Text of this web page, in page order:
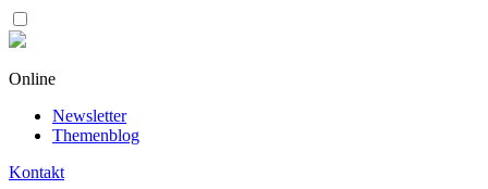
Online
Newsletter
Themenblog
Kontakt